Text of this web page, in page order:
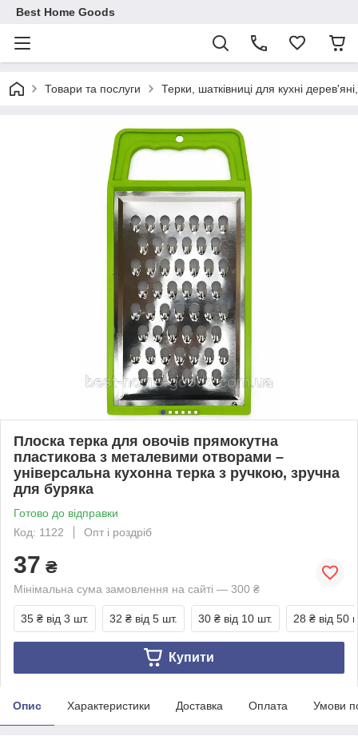
Best Home Goods
Товари та послуги Терки, шатківниці для кухні
Плоска терка для овочів прямокутна
пластикова з металевими отворами –
універсальна кухонна терка з ручкою, зручна
для буряка
Готово до відправки
Код: 1122
Опт і роздріб
37 ₴
Мінімальна сума замовлення на сайті — 300 ₴
35 ₴ від 3 шт. 32 ₴ від 5 шт. 30 ₴ від 10 шт. 28 ₴ від 50
Купити
Опис Характеристики Доставка Оплата Умови